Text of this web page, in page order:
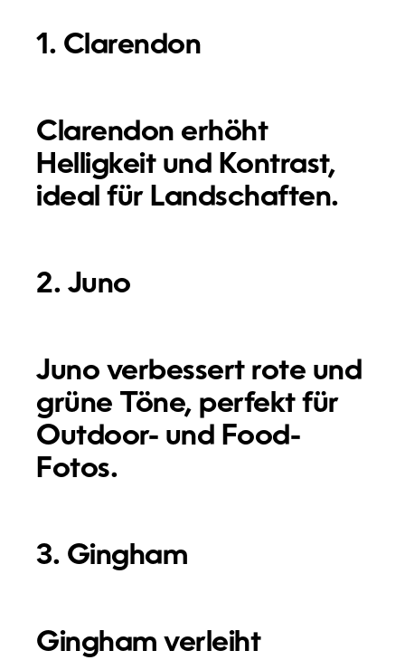
1. Clarendon
Clarendon erhöht
Helligkeit und Kontrast,
ideal für Landschaften.
2. Juno
Juno verbessert rote und
grüne Töne, perfekt für
Outdoor- und Food-
Fotos.
3. Gingham
Gingham verleiht